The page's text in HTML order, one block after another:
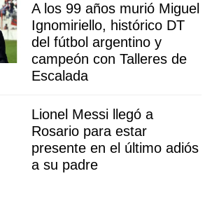
A los 99 años murió Miguel
Ignomiriello, histórico DT
del fútbol argentino y
campeón con Talleres de
Escalada
Lionel Messi llegó a
Rosario para estar
presente en el último adiós
a su padre